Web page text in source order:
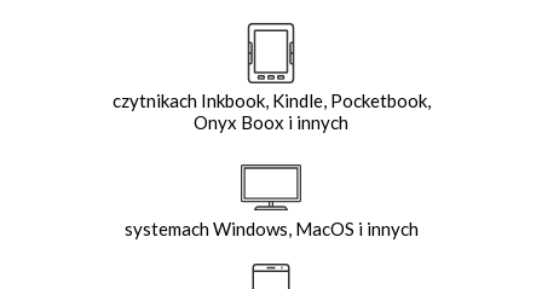
czytnikach Inkbook, Kindle, Pocketbook,
Onyx Boox i innych
systemach Windows, MacOS i innych